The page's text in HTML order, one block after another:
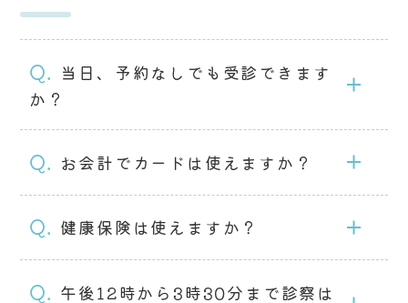
Q.
当日、予約なしでも受診できます
か？
Q. お会計でカードは使えますか？
Q. 健康保険は使えますか？
Q.
午後12時から3時30分まで診察は